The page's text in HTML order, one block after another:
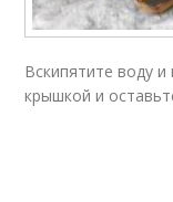
Вскипятите воду и
крышкой и